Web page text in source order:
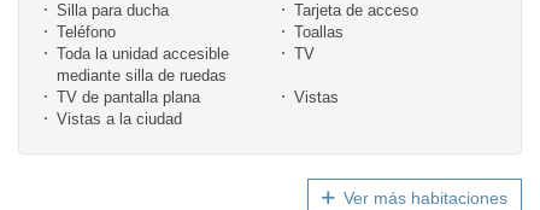
Silla para ducha
Tarjeta de acceso
Teléfono
Toallas
Toda la unidad accesible
mediante silla de ruedas
TV
TV de pantalla plana
Vistas
Vistas a la ciudad
Ver más habitaciones